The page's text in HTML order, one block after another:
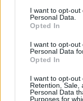
I want to opt-out
Personal Data.
Opted In
I want to opt-
Personal Data
Opted In
I want to opt-out
Retention, Sale,
Personal Data
Purposes for
Ajax-talent
Shane
Servische